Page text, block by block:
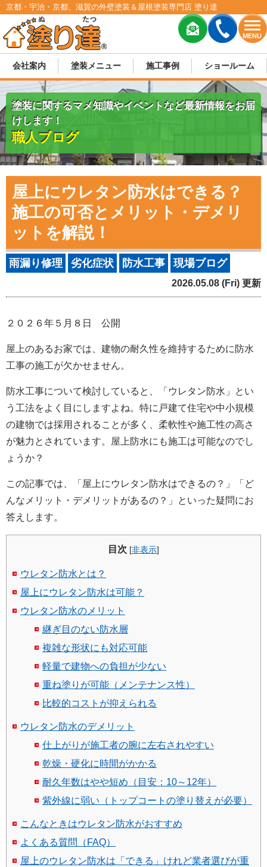
MENU
京都・宇治・京都、滋賀の外壁塗装＆屋根塗装専門店 塗り達
会社案内 塗装メニュー 施工事例 ショールーム
塗装に関するマメ知識やイベントなど最新情報をお届
けします！
職人ブログ
屋上にウレタン防水はできる？
施工の可否とメリット・デメリ
ットを解説！
雨漏り修理 劣化症状 防水工事 現場ブログ
2026.05.08 (Fri) 更新
２０２６年５月８日 公開
屋上のあるお家では、建物の耐久性を維持するために防水
工事の施工が欠かせません。
防水工事について検討していると、「ウレタン防水」とい
う工法をよく目にしますよね。特に戸建て住宅や中小規模
の建物では採用されることが多く、柔軟性や施工性の高さ
が魅力とされています。屋上防水にも施工は可能なのでし
ょうか？
この記事では、「屋上にウレタン防水はできるの？」「ど
んなメリット・デメリットがあるの？」といった疑問にお
答えします。
目次 [非表示]
ウレタン防水とは？
屋上にウレタン防水は可能？
ウレタン防水のメリット
継ぎ目のない防水層
複雑な形状にも対応可能
軽量で建物への負担が少ない
重ね塗りが可能（メンテナンス性）
比較的コストが抑えられる
ウレタン防水のデメリット
仕上がりが施工者の腕に左右されやすい
乾燥・硬化に時間がかかる
耐久年数はやや短め（目安：10～12年）
紫外線に弱い（トップコートの塗り替えが必要）
こんなときはウレタン防水がおすすめ
よくある質問（FAQ）
屋上のウレタン防水は「できる」けれど業者選びが重